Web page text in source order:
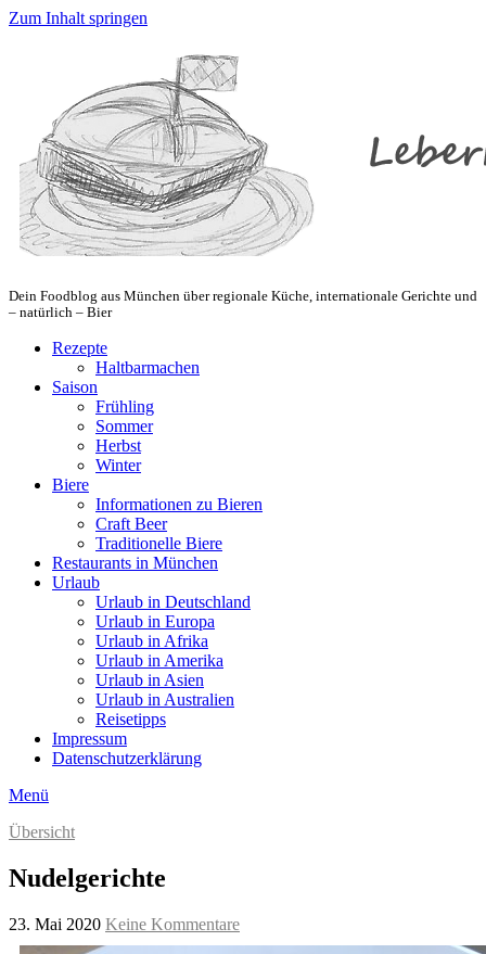
Zum Inhalt springen
Dein Foodblog aus München über regionale Küche, internationale Gerichte und
– natürlich – Bier
Rezepte
Haltbarmachen
Saison
Frühling
Sommer
Herbst
Winter
Biere
Informationen zu Bieren
Craft Beer
Traditionelle Biere
Restaurants in München
Urlaub
Urlaub in Deutschland
Urlaub in Europa
Urlaub in Afrika
Urlaub in Amerika
Urlaub in Asien
Urlaub in Australien
Reisetipps
Impressum
Datenschutzerklärung
Menü
Übersicht
Nudelgerichte
23. Mai 2020 Keine Kommentare